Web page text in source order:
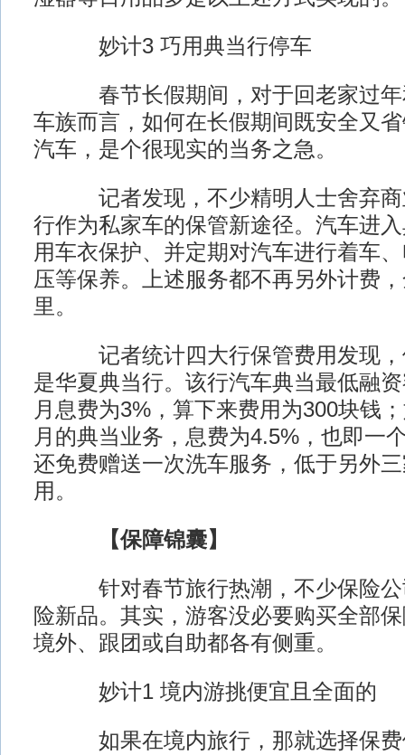
妙计3 巧用典当行停车
春节长假期间，对于回老家过年
车族而言，如何在长假期间既安全又
汽车，是个很现实的当务之急。
记者发现，不少精明人士舍弃商
行作为私家车的保管新途径。汽车进
用车衣保护、并定期对汽车进行着车
压等保养。上述服务都不再另外计费
里。
记者统计四大行保管费用发现，
是华夏典当行。该行汽车典当最低融
月息费为3%，算下来费用为300块钱
月的典当业务，息费为4.5%，也即一
还免费赠送一次洗车服务，低于另外
用。
【保障锦囊】
针对春节旅行热潮，不少保险公
险新品。其实，游客没必要购买全部
境外、跟团或自助都各有侧重。
妙计1 境内游挑便宜且全面的
如果在境内旅行，那就选择保费